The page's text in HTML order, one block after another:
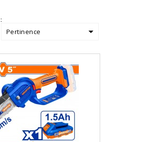
Pertinence
